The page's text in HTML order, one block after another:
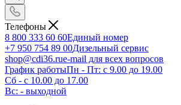
Телефоны
8 800 333 60 60Единый номер
+7 950 754 89 00Дизельный сервис
shop@cdi36.rue-mail для всех вопросов
График работыПн - Пт: с 9.00 до 19.00
Сб - с 10.00 до 17.00
Вс: - выходной